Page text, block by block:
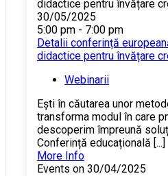
30/05/2025
5:00 pm - 7:00 pm
Detalii conferință
didactice pentru învățare
Webinarii
Ești în căutarea unor
transforma modul în care
descoperim împreună
Conferință educațională [...]
More Info
Events on 30/04/2025